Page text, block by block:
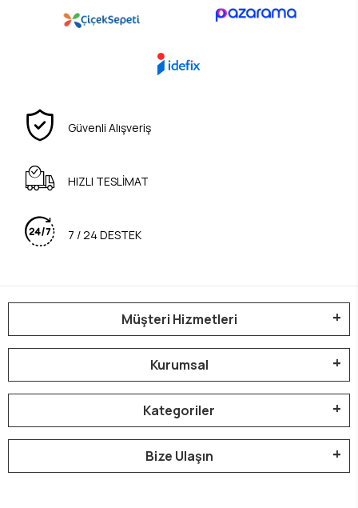
Güvenli Alışveriş
HIZLI TESLİMAT
7 / 24 DESTEK
Müşteri Hizmetleri
Kurumsal
Kategoriler
Bize Ulaşın